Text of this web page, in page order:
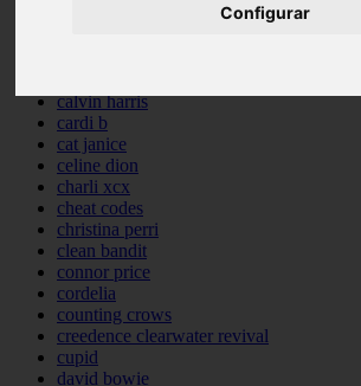
Configurar
calvin harris
cardi b
cat janice
celine dion
charli xcx
cheat codes
christina perri
clean bandit
connor price
cordelia
counting crows
creedence clearwater revival
cupid
david bowie